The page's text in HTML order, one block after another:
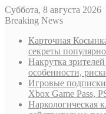
Суббота, 8 августа 2026
Breaking News
Карточная
секреты
Накрутка
особенности,
Игровые
Xbox Game Pass,
Наркологическая